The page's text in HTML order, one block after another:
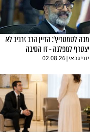
מכה לסמטריץ': הדיין הרב זרביב לא
יצטרף למפלגה - זו הסיבה
יוני גבאי|
02.08.26